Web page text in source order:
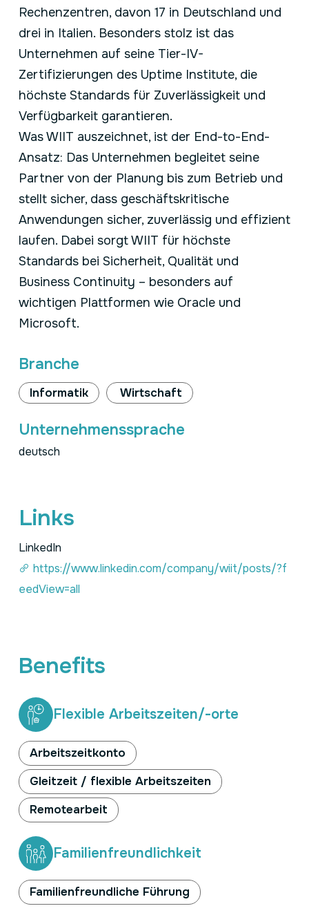
Rechenzentren, davon 17 in Deutschland und
drei in Italien. Besonders stolz ist das
Unternehmen auf seine Tier-IV-
Zertifizierungen des Uptime Institute, die
höchste Standards für Zuverlässigkeit und
Verfügbarkeit garantieren.
Was WIIT auszeichnet, ist der End-to-End-
Ansatz: Das Unternehmen begleitet seine
Partner von der Planung bis zum Betrieb und
stellt sicher, dass geschäftskritische
Anwendungen sicher, zuverlässig und effizient
laufen. Dabei sorgt WIIT für höchste
Standards bei Sicherheit, Qualität und
Business Continuity – besonders auf
wichtigen Plattformen wie Oracle und
Microsoft.
Branche
Informatik Wirtschaft
Unternehmenssprache
deutsch
Links
LinkedIn
https://www.linkedin.com/company/wiit/posts/?f
eedView=all
Benefits
Flexible Arbeitszeiten/-orte
Arbeitszeitkonto
Gleitzeit / flexible Arbeitszeiten
Remotearbeit
Familienfreundlichkeit
Familienfreundliche Führung